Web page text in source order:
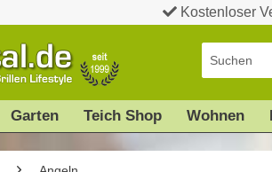
Kostenloser
Garten Teich Shop Wohnen